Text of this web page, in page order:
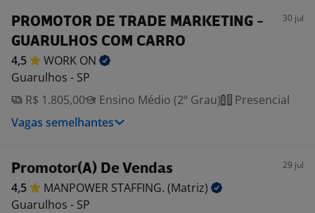
PROMOTOR DE TRADE MARKETING -
GUARULHOS COM CARRO
30 jul
4,5 WORK ON
Guarulhos - SP
R$ 1.805,00
Ensino Médio (2º Grau)
Presencial
Vagas semelhantes
Promotor(A) De Vendas 29 jul
4,5 MANPOWER STAFFING. (Matriz)
Guarulhos - SP